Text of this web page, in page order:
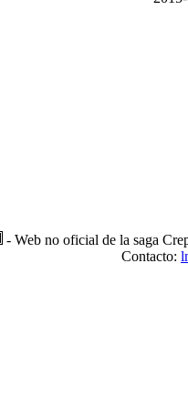
- Web no oficial de la saga
Contacto: